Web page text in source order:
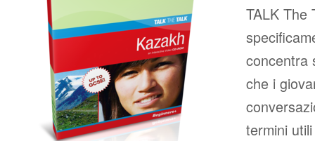
TALK The
concentra
che i
termini